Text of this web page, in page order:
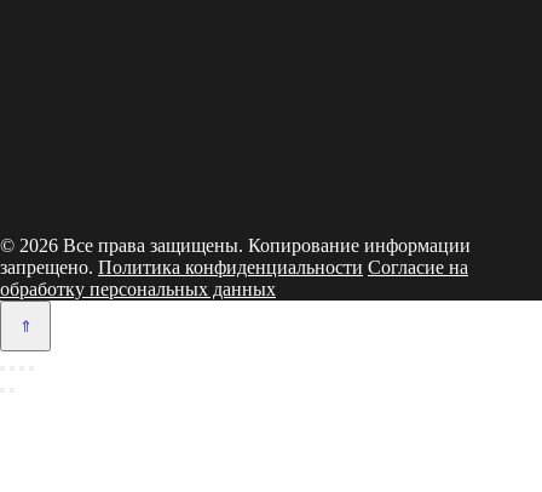
© 2026 Все права защищены. Копирование информации
запрещено. Политика конфиденциальности Согласие на
обработку персональных данных